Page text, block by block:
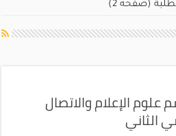
(صفحه 2)
الإعلام والاتصال